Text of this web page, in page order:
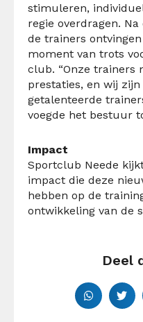
stimuleren,
regie overdragen.
de trainers
moment van trots
club. “Onze trainers
prestaties, en wij
getalenteerde
voegde het bestuur
Impact
Sportclub Neede
impact die deze
hebben op de
ontwikkeling van de
Deel